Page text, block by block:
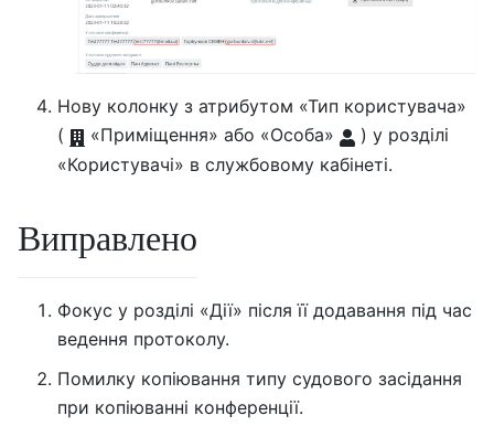
Нову колонку з атрибутом «Тип користувача»
(
«Приміщення» або «Особа»
) у розділі
«Користувачі» в службовому кабінеті.
Виправлено
Фокус у розділі «Дії» після її додавання під час
ведення протоколу.
Помилку копіювання типу судового засідання
при копіюванні конференції.